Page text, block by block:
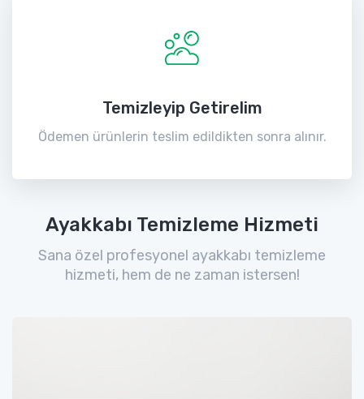
Temizleyip Getirelim
Ödemen ürünlerin teslim edildikten sonra alınır.
Ayakkabı Temizleme Hizmeti
Sana özel profesyonel ayakkabı temizleme
hizmeti, hem de ne zaman istersen!